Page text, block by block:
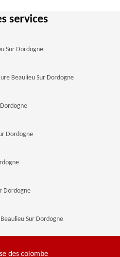
services
Sur Dordogne
Beaulieu Sur Dordogne
Dordogne
Dordogne
Sur Dordogne
des colombe